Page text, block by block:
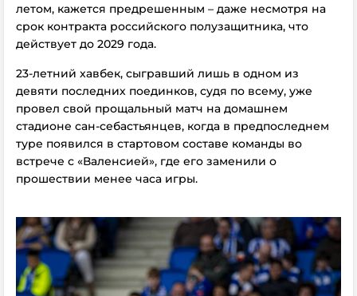
летом, кажется предрешенным – даже несмотря на
срок контракта российского полузащитника, что
действует до 2029 года.
23-летний хавбек, сыгравший лишь в одном из
девяти последних поединков, судя по всему, уже
провел свой прощальный матч на домашнем
стадионе сан-себастьянцев, когда в предпоследнем
туре появился в стартовом составе команды во
встрече с «Валенсией», где его заменили о
прошествии менее часа игры.